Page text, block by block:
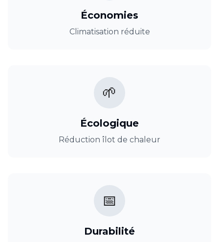
Économies
Climatisation réduite
🌱
Écologique
Réduction îlot de chaleur
📅
Durabilité